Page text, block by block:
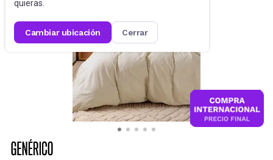
quieras.
cambiar ubicación cerrar